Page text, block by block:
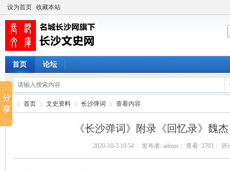
设为首页 收藏本站
首页 论坛
首页 文史资料 长沙弹词
›
查看内容
《长沙弹词》附录《回忆录》魏
2020-10-3 19:54 发布者: admin 查看: 2703 评